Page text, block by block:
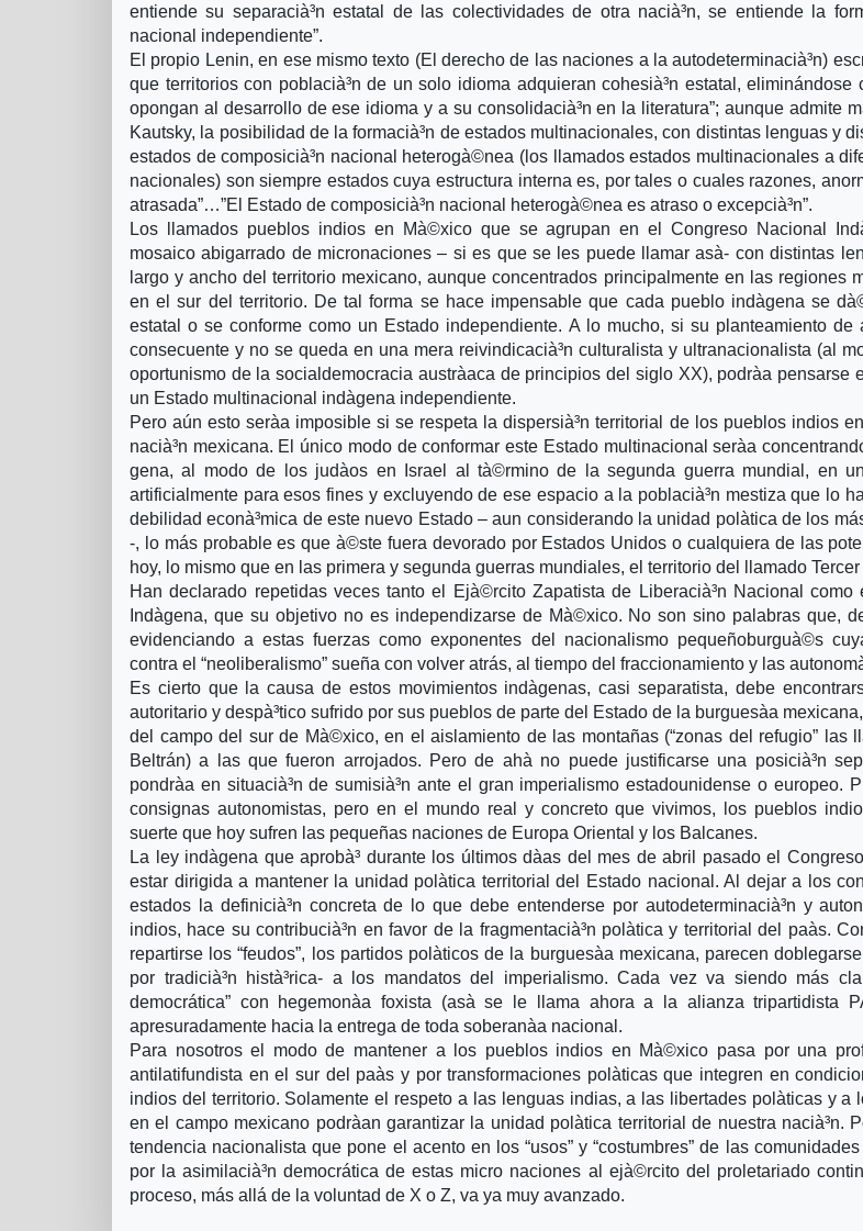
entiende su separacià³n estatal de las colectividades de otra nacià³n, se entiende la
nacional independiente”.
El propio Lenin, en ese mismo texto (El derecho de las naciones a la autodeterminacià³n)
que territorios con poblacià³n de un solo idioma adquieran cohesià³n estatal, eliminándose
opongan al desarrollo de ese idioma y a su consolidacià³n en la literatura”; aunque admite
Kautsky, la posibilidad de la formacià³n de estados multinacionales, con distintas lenguas y
estados de composicià³n nacional heterogà©nea (los llamados estados multinacionales a
nacionales) son siempre estados cuya estructura interna es, por tales o cuales razones,
atrasada”…”El Estado de composicià³n nacional heterogà©nea es atraso o excepcià³n”.
Los llamados pueblos indios en Mà©xico que se agrupan en el Congreso Nacional
mosaico abigarrado de micronaciones – si es que se les puede llamar asà­- con distintas
largo y ancho del territorio mexicano, aunque concentrados principalmente en las regiones
en el sur del territorio. De tal forma se hace impensable que cada pueblo indà­gena se
estatal o se conforme como un Estado independiente. A lo mucho, si su planteamiento de
consecuente y no se queda en una mera reivindicacià³n culturalista y ultranacionalista (al
oportunismo de la socialdemocracia austrà­aca de principios del siglo XX), podrà­a pensarse
un Estado multinacional indà­gena independiente.
Pero aún esto serà­a imposible si se respeta la dispersià³n territorial de los pueblos indios
nacià³n mexicana. El único modo de conformar este Estado multinacional serà­a
gena, al modo de los judà­os en Israel al tà©rmino de la segunda guerra mundial, en
artificialmente para esos fines y excluyendo de ese espacio a la poblacià³n mestiza que lo
debilidad econà³mica de este nuevo Estado – aun considerando la unidad polà­tica de los
-, lo más probable es que à©ste fuera devorado por Estados Unidos o cualquiera de las
hoy, lo mismo que en las primera y segunda guerras mundiales, el territorio del llamado Tercer
Han declarado repetidas veces tanto el Ejà©rcito Zapatista de Liberacià³n Nacional como
Indà­gena, que su objetivo no es independizarse de Mà©xico. No son sino palabras que,
evidenciando a estas fuerzas como exponentes del nacionalismo pequeñoburguà©s
contra el “neoliberalismo” sueña con volver atrás, al tiempo del fraccionamiento y las
Es cierto que la causa de estos movimientos indà­genas, casi separatista, debe
autoritario y despà³tico sufrido por sus pueblos de parte del Estado de la burguesà­a
del campo del sur de Mà©xico, en el aislamiento de las montañas (“zonas del refugio” las
Beltrán) a las que fueron arrojados. Pero de ahà­ no puede justificarse una posicià³n
pondrà­a en situacià³n de sumisià³n ante el gran imperialismo estadounidense o europeo.
consignas autonomistas, pero en el mundo real y concreto que vivimos, los pueblos
suerte que hoy sufren las pequeñas naciones de Europa Oriental y los Balcanes.
La ley indà­gena que aprobà³ durante los últimos dà­as del mes de abril pasado el
estar dirigida a mantener la unidad polà­tica territorial del Estado nacional. Al dejar a los
estados la definicià³n concreta de lo que debe entenderse por autodeterminacià³n y
indios, hace su contribucià³n en favor de la fragmentacià³n polà­tica y territorial del paà­s.
repartirse los “feudos”, los partidos polà­ticos de la burguesà­a mexicana, parecen
por tradicià³n histà³rica- a los mandatos del imperialismo. Cada vez va siendo más
democrática” con hegemonà­a foxista (asà­ se le llama ahora a la alianza tripartidista
apresuradamente hacia la entrega de toda soberanà­a nacional.
Para nosotros el modo de mantener a los pueblos indios en Mà©xico pasa por una
antilatifundista en el sur del paà­s y por transformaciones polà­ticas que integren en
indios del territorio. Solamente el respeto a las lenguas indias, a las libertades polà­ticas y a
en el campo mexicano podrà­an garantizar la unidad polà­tica territorial de nuestra nacià³n.
tendencia nacionalista que pone el acento en los “usos” y “costumbres” de las
por la asimilacià³n democrática de estas micro naciones al ejà©rcito del proletariado
proceso, más allá de la voluntad de X o Z, va ya muy avanzado.